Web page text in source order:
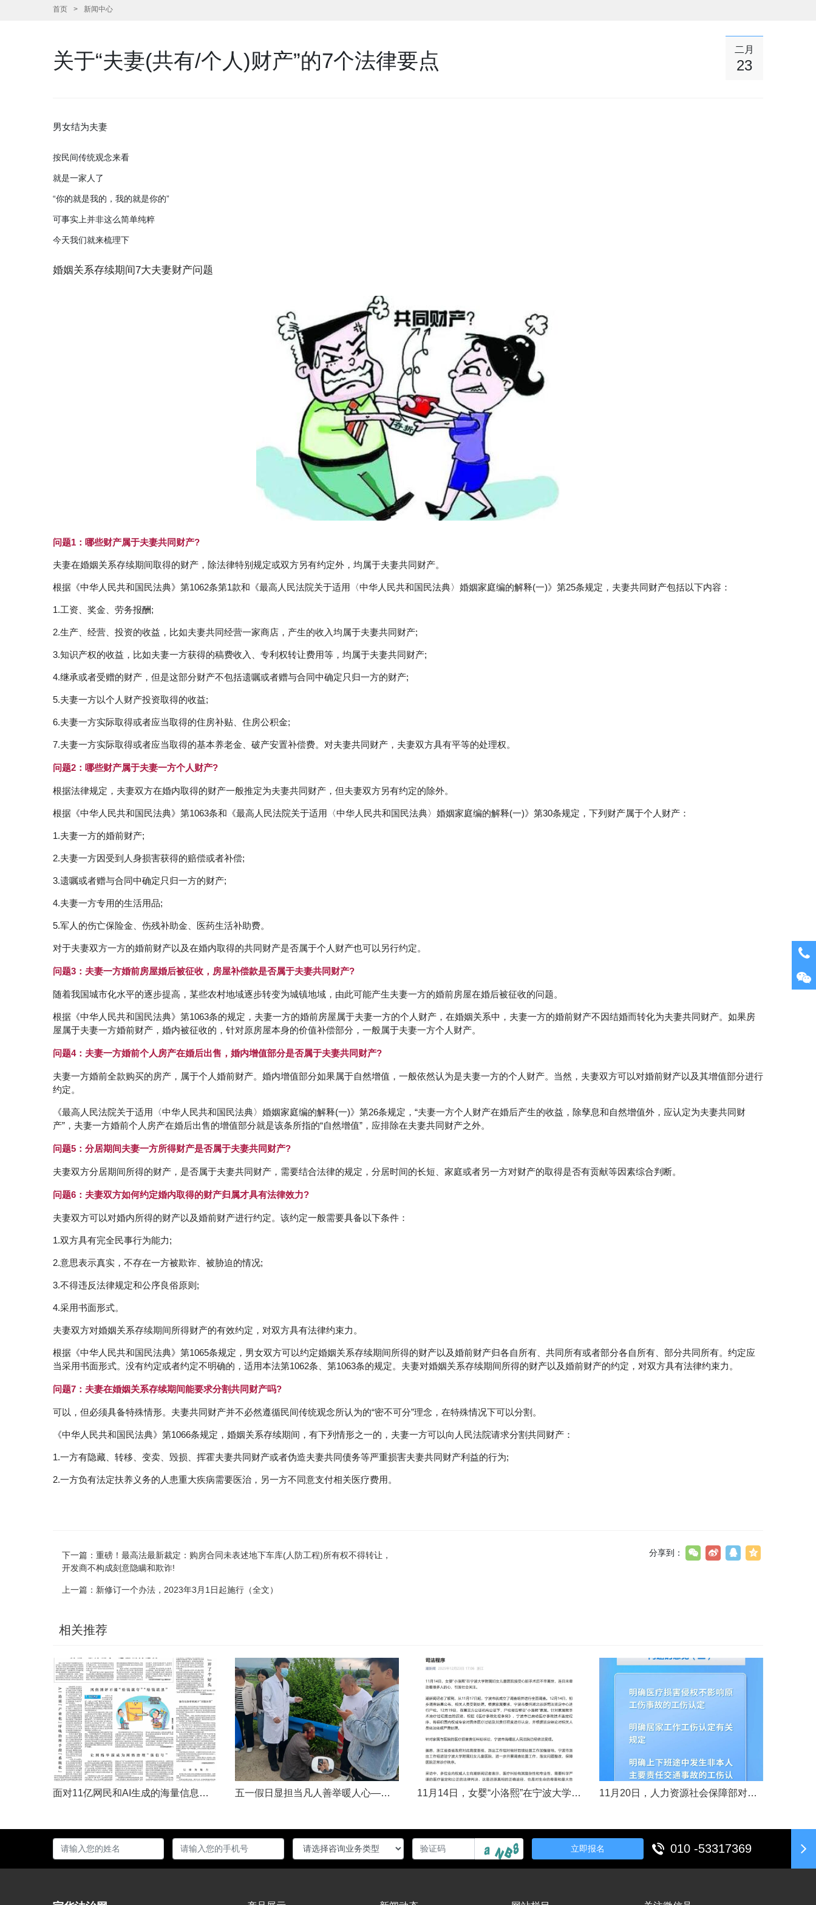
首页 新闻中心
关于“夫妻(共有/个人)财产”的7个法律要点 二月
23
男女结为夫妻
按民间传统观念来看
就是一家人了
“你的就是我的，我的就是你的”
可事实上并非这么简单纯粹
今天我们就来梳理下
婚姻关系存续期间7大夫妻财产问题
问题1：哪些财产属于夫妻共同财产?
夫妻在婚姻关系存续期间取得的财产，除法律特别规定或双方另有约定外，均属于夫妻共同财产。
根据《中华人民共和国民法典》第1062条第1款和《最高人民法院关于适用〈中华人民共和国民法典〉婚姻家庭编的解释(一)》第25条规定，夫妻共同财产包括以下内容：
1.工资、奖金、劳务报酬;
2.生产、经营、投资的收益，比如夫妻共同经营一家商店，产生的收入均属于夫妻共同财产;
3.知识产权的收益，比如夫妻一方获得的稿费收入、专利权转让费用等，均属于夫妻共同财产;
4.继承或者受赠的财产，但是这部分财产不包括遗嘱或者赠与合同中确定只归一方的财产;
5.夫妻一方以个人财产投资取得的收益;
6.夫妻一方实际取得或者应当取得的住房补贴、住房公积金;
7.夫妻一方实际取得或者应当取得的基本养老金、破产安置补偿费。对夫妻共同财产，夫妻双方具有平等的处理权。
问题2：哪些财产属于夫妻一方个人财产?
根据法律规定，夫妻双方在婚内取得的财产一般推定为夫妻共同财产，但夫妻双方另有约定的除外。
根据《中华人民共和国民法典》第1063条和《最高人民法院关于适用〈中华人民共和国民法典〉婚姻家庭编的解释(一)》第30条规定，下列财产属于个人财产：
1.夫妻一方的婚前财产;
2.夫妻一方因受到人身损害获得的赔偿或者补偿;
3.遗嘱或者赠与合同中确定只归一方的财产;
4.夫妻一方专用的生活用品;
5.军人的伤亡保险金、伤残补助金、医药生活补助费。
对于夫妻双方一方的婚前财产以及在婚内取得的共同财产是否属于个人财产也可以另行约定。
问题3：夫妻一方婚前房屋婚后被征收，房屋补偿款是否属于夫妻共同财产?
随着我国城市化水平的逐步提高，某些农村地域逐步转变为城镇地域，由此可能产生夫妻一方的婚前房屋在婚后被征收的问题。
根据《中华人民共和国民法典》第1063条的规定，夫妻一方的婚前房屋属于夫妻一方的个人财产，在婚姻关系中，夫妻一方的婚前财产不因结婚而转化为夫妻共同财产。如果房
屋属于夫妻一方婚前财产，婚内被征收的，针对原房屋本身的价值补偿部分，一般属于夫妻一方个人财产。
问题4：夫妻一方婚前个人房产在婚后出售，婚内增值部分是否属于夫妻共同财产?
夫妻一方婚前全款购买的房产，属于个人婚前财产。婚内增值部分如果属于自然增值，一般依然认为是夫妻一方的个人财产。当然，夫妻双方可以对婚前财产以及其增值部分进行
约定。
《最高人民法院关于适用〈中华人民共和国民法典〉婚姻家庭编的解释(一)》第26条规定，“夫妻一方个人财产在婚后产生的收益，除孳息和自然增值外，应认定为夫妻共同财
产”，夫妻一方婚前个人房产在婚后出售的增值部分就是该条所指的“自然增值”，应排除在夫妻共同财产之外。
问题5：分居期间夫妻一方所得财产是否属于夫妻共同财产?
夫妻双方分居期间所得的财产，是否属于夫妻共同财产，需要结合法律的规定，分居时间的长短、家庭或者另一方对财产的取得是否有贡献等因素综合判断。
问题6：夫妻双方如何约定婚内取得的财产归属才具有法律效力?
夫妻双方可以对婚内所得的财产以及婚前财产进行约定。该约定一般需要具备以下条件：
1.双方具有完全民事行为能力;
2.意思表示真实，不存在一方被欺诈、被胁迫的情况;
3.不得违反法律规定和公序良俗原则;
4.采用书面形式。
夫妻双方对婚姻关系存续期间所得财产的有效约定，对双方具有法律约束力。
根据《中华人民共和国民法典》第1065条规定，男女双方可以约定婚姻关系存续期间所得的财产以及婚前财产归各自所有、共同所有或者部分各自所有、部分共同所有。约定应
当采用书面形式。没有约定或者约定不明确的，适用本法第1062条、第1063条的规定。夫妻对婚姻关系存续期间所得的财产以及婚前财产的约定，对双方具有法律约束力。
问题7：夫妻在婚姻关系存续期间能要求分割共同财产吗?
可以，但必须具备特殊情形。夫妻共同财产并不必然遵循民间传统观念所认为的“密不可分”理念，在特殊情况下可以分割。
《中华人民共和国民法典》第1066条规定，婚姻关系存续期间，有下列情形之一的，夫妻一方可以向人民法院请求分割共同财产：
1.一方有隐藏、转移、变卖、毁损、挥霍夫妻共同财产或者伪造夫妻共同债务等严重损害夫妻共同财产利益的行为;
2.一方负有法定扶养义务的人患重大疾病需要医治，另一方不同意支付相关医疗费用。
分享到：
下一篇： 重磅！最高法最新裁定：购房合同未表述地下车库(人防工程)所有权不得转让，
开发商不构成刻意隐瞒和欺诈!
上一篇： 新修订一个办法，2023年3月1日起施行（全文）
相关推荐
面对11亿网民和AI生成的海量信息，如何更有效地打击色情、赌博、侵权、谣言等不良信息，确保网民的安全感和获得感持续“在线”？对这一网络治理之问，网信部门给出了清晰答案：用好网络举报这一关键抓手，推动“被动受理”转向“主动共治”，让群众监督的“微光”汇聚成净化网络生态的“洪流”。网络空间点多、线长、面广，平台规则再严密，监管部门再“给力”，也会有偶尔覆盖不到的角落。然而，在人民群众的敏锐感知面前，不...... 五一假日显担当凡人善举暖人心——渑池两名公职人员路遇车祸紧急施救2026年5月2日，五一假期期间，渑池县林业局职工范文杰、城管局职工关磊途经洛宁县景阳镇孙洞村时，偶遇一起交通事故。现场汽车与电动车相撞，骑行车主倒地受伤、头部流血，情况十分危急。危急时刻，二人毫不犹豫靠边停车，迅速上前查看伤情、安抚伤者，现场设置警戒防范二次事故，同步拨打120、110并联系伤者家属，全程坚守陪护、有序处置。直至家属...... 11月14日，女婴“小洛熙”在宁波大学附属妇女儿童医院接受心脏手术后不幸离世，连日来牵动着很多人的心，引发社会关注。记者了解到，从11月17日起，宁波市就成立了调查组并进行全面调查。12月14日，初步调查结果公布，相关人员受到处理。根据家属要求，宁波市委托湖北崇新司法鉴定中心进行尸检。12月19日，在第三方公证机构公证下，尸检报告移交“小洛熙”家属。针对家属就手术治疗过程提出的质疑，根据《医疗事故...... 11月20日，人力资源社会保障部对外发布关于执行《工伤保险条例》若干问题的意见（三），进一步解决工伤保险实践问题，更好保障职工和用人单位合法权益。意见（三）明确职工工伤医疗救治中受到医疗侵权、居家工作、上下班途中发生非本人主要责任交通事故等5类情形工伤认定及认定依据。其中包括：职工因工作原因受到事故伤害或患职业病，在治疗过程中，医疗机构的医疗侵权并不影响原工伤事故或职业病的工伤认定；按照单位安排居......
立即报名 010 -53317369